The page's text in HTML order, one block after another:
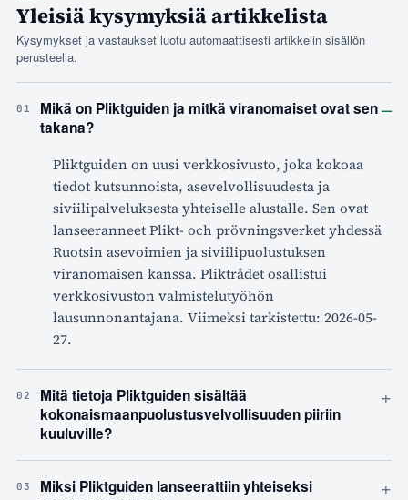
Yleisiä kysymyksiä artikkelista
Kysymykset ja vastaukset luotu automaattisesti artikkelin sisällön
perusteella.
01
Mikä on Pliktguiden ja mitkä viranomaiset ovat sen
takana?
–
Pliktguiden on uusi verkkosivusto, joka kokoaa
tiedot kutsunnoista, asevelvollisuudesta ja
siviilipalveluksesta yhteiselle alustalle. Sen ovat
lanseeranneet Plikt- och prövningsverket yhdessä
Ruotsin asevoimien ja siviilipuolustuksen
viranomaisen kanssa. Pliktrådet osallistui
verkkosivuston valmistelutyöhön
lausunnonantajana. Viimeksi tarkistettu: 2026-05-
27.
02
Mitä tietoja Pliktguiden sisältää
kokonaismaanpuolustusvelvollisuuden piiriin
kuuluville?
+
03
Miksi Pliktguiden lanseerattiin yhteiseksi
+